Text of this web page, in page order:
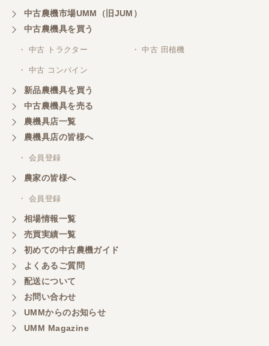
中古農機市場UMM（旧JUM）
中古農機具を買う
・ 中古 トラクター ・ 中古 田植機
・ 中古 コンバイン
新品農機具を買う
中古農機具を売る
農機具店一覧
農機具店の皆様へ
・ 会員登録
農家の皆様へ
・ 会員登録
相場情報一覧
売買実績一覧
初めての中古農機ガイド
よくあるご質問
配送について
お問い合わせ
UMMからのお知らせ
UMM Magazine